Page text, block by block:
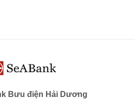
Bưu điện Hải Dương